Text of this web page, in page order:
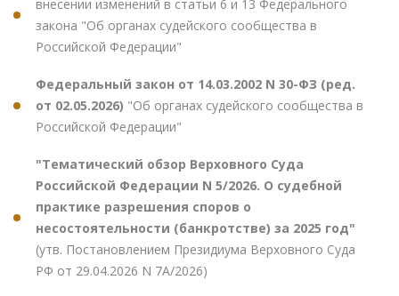
внесении изменений в статьи 6 и 13 Федерального
закона "Об органах судейского сообщества в
Российской Федерации"
Федеральный закон от 14.03.2002 N 30-ФЗ (ред.
от 02.05.2026) "Об органах судейского сообщества в
Российской Федерации"
"Тематический обзор Верховного Суда
Российской Федерации N 5/2026. О судебной
практике разрешения споров о
несостоятельности (банкротстве) за 2025 год"
(утв. Постановлением Президиума Верховного Суда
РФ от 29.04.2026 N 7А/2026)